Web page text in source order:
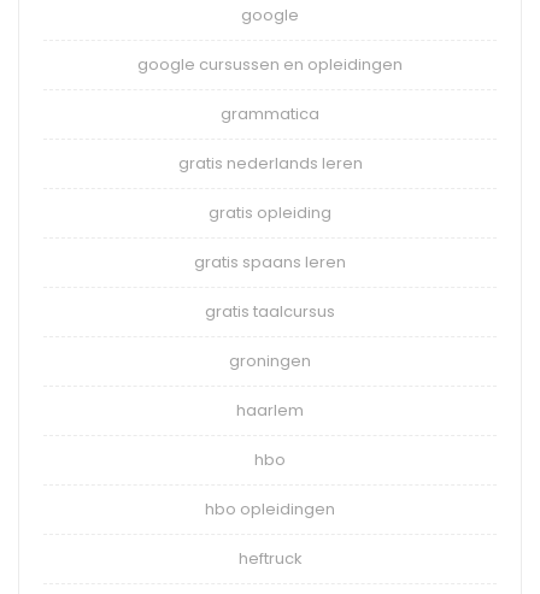
google
google cursussen en opleidingen
grammatica
gratis nederlands leren
gratis opleiding
gratis spaans leren
gratis taalcursus
groningen
haarlem
hbo
hbo opleidingen
heftruck